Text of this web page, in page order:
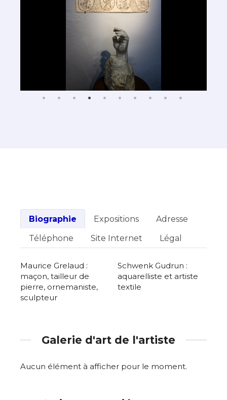
Biographie Expositions
Adresse
Téléphone
Site Internet Légal
Maurice Grelaud :
maçon, tailleur de
pierre, ornemaniste,
sculpteur
Schwenk Gudrun :
aquarelliste et artiste
textile
Galerie d'art de l'artiste
Aucun élément à afficher pour le moment.